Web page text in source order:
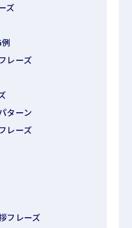
ズ
レーズ
ターン
レーズ
フレーズ